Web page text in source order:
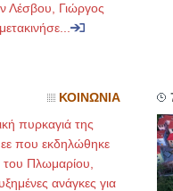
Λέσβου, Γιώργος
ΚΟΙΝΩΝΙΑ
πυρκαγιά της
εε που εκδηλώθηκε
Πλωμαρίου,
ανάγκες για